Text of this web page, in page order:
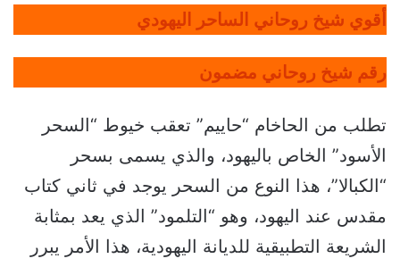
أقوي شيخ روحاني الساحر اليهودي
رقم شيخ روحاني مضمون
تطلب من الحاخام “حاييم” تعقب خيوط “السحر
الأسود” الخاص باليهود، والذي يسمى بسحر
“الكبالا”، هذا النوع من السحر يوجد في ثاني كتاب
مقدس عند اليهود، وهو “التلمود” الذي يعد بمثابة
الشريعة التطبيقية للديانة اليهودية، هذا الأمر يبرر